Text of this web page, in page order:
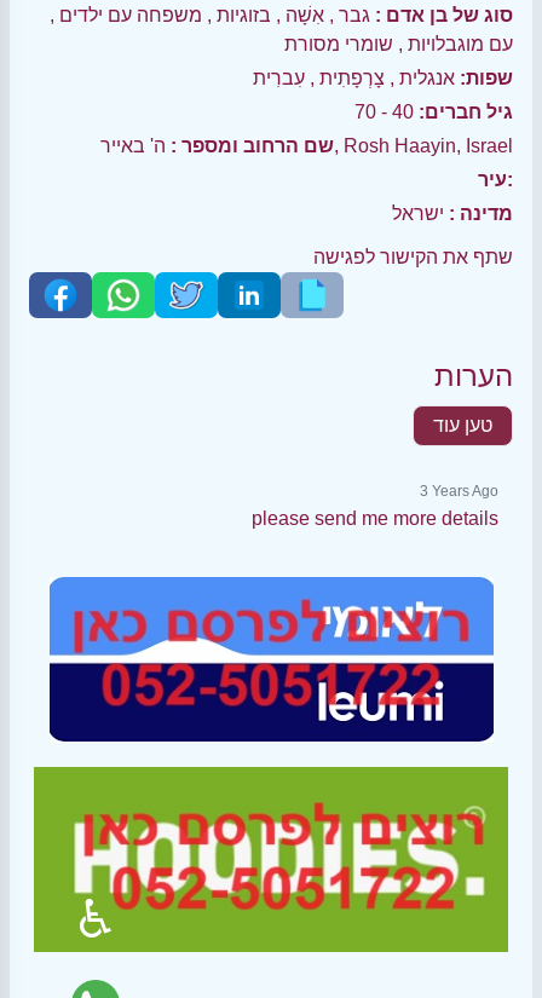
סוג של בן אדם : גבר , אִשָׁה , בזוגיות , משפחה עם ילדים ,
עם מוגבלויות , שומרי מסורת
שפות: אנגלית , צָרְפָתִית , עִברִית
גיל חברים: 40 - 70
שם הרחוב ומספר :ה' באייר, Rosh Haayin, Israel
עיר:
מדינה : ישראל
שתף את הקישור לפגישה
הערות
טען עוד
3 Years Ago
please send me more details
♿